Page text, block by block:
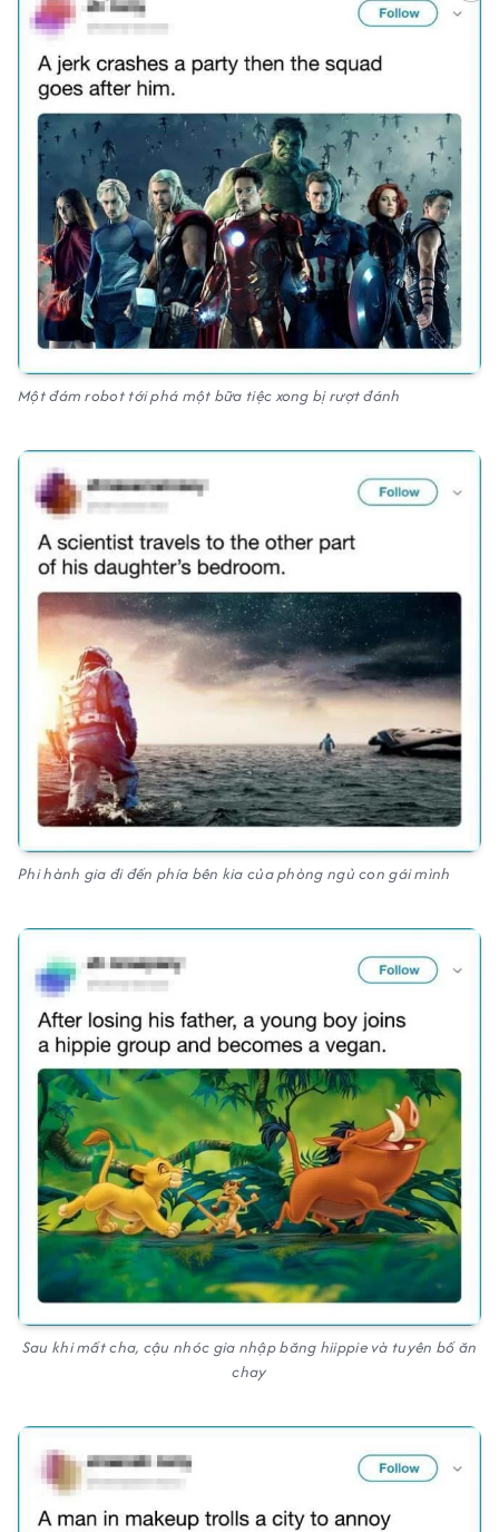
Một đám robot tới phá một bữa tiệc xong bị rượt đánh
Phi hành gia đi đến phía bên kia của phòng ngủ con gái mình
Sau khi mất cha, cậu nhóc gia nhập băng hiippie và tuyên bố ăn
chay